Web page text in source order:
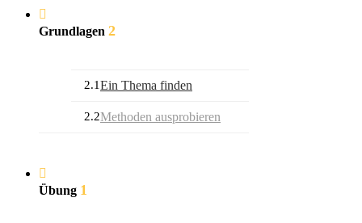
Grundlagen 2
2.1Ein Thema finden
2.2Methoden ausprobieren
Übung 1